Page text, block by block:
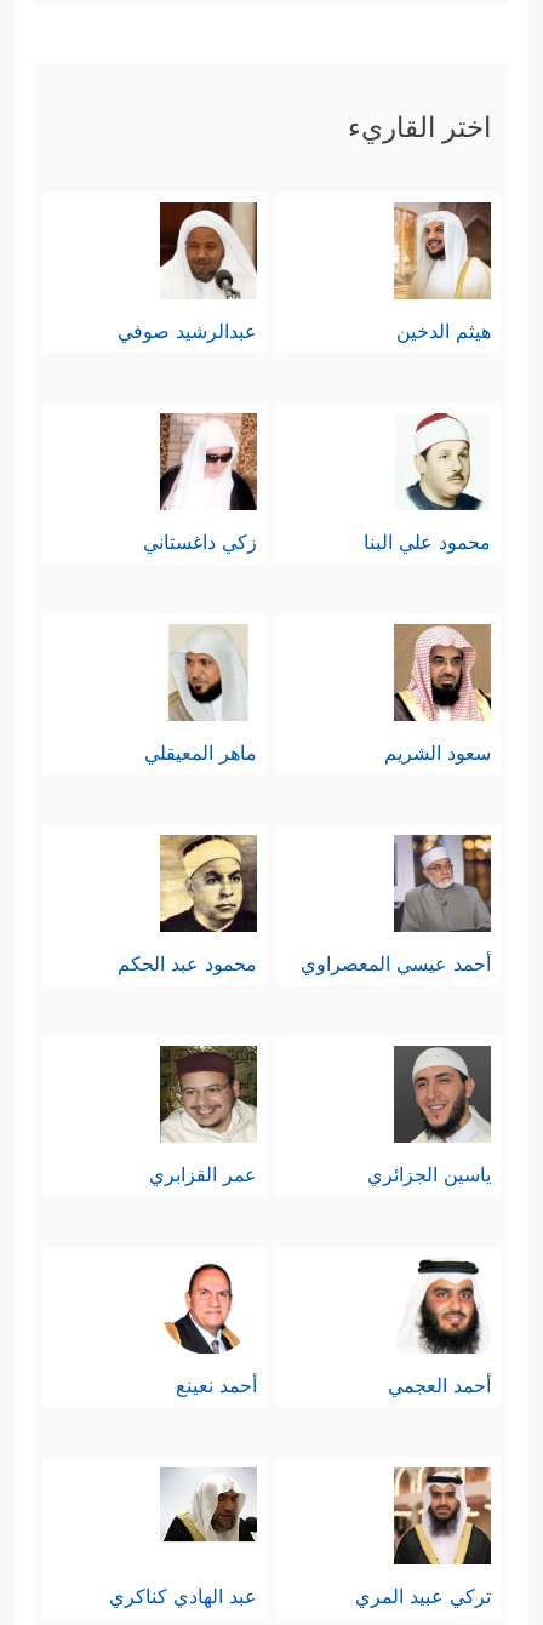
اختر القاريء
هيثم الدخين عبدالرشيد صوفي
محمود علي البنا زكي داغستاني
سعود الشريم ماهر المعيقلي
أحمد عيسي المعصراوي محمود عبد الحكم
ياسين الجزائري عمر القزابري
أحمد العجمي أحمد نعينع
تركي عبيد المري عبد الهادي كناكري